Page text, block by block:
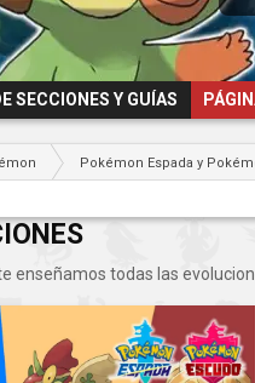
SECCIONES Y GUÍAS
Pokémon Espada y
enseñamos todas las